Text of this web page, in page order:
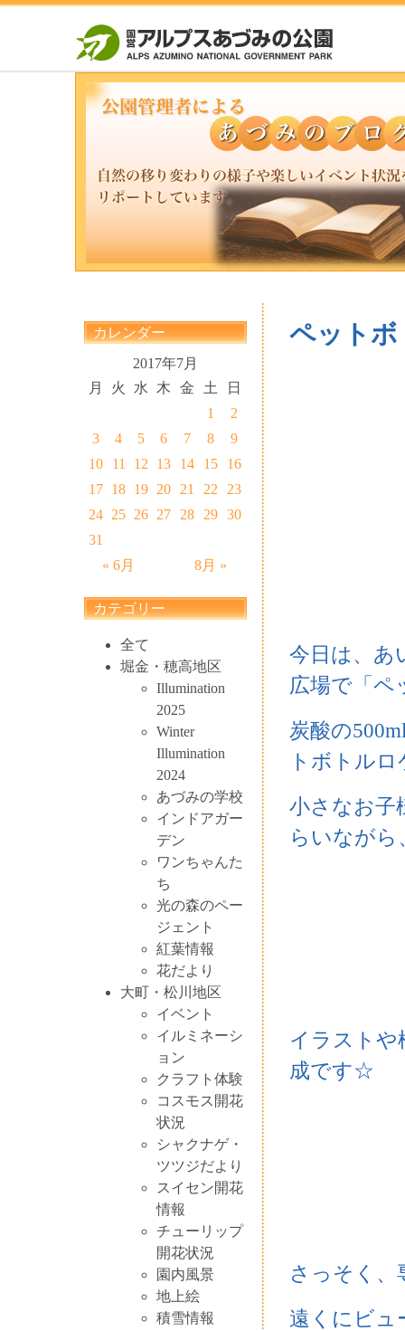
カレンダー
2017年7月
月
火 水 木 金 土 日
« 6月 8月 »
1
2
3
4 5 6 7 8
9
10
11 12 13 14 15
16
17 18 19 20 21 22
23
24 25 26 27 28 29
30
31
カテゴリー
全て
堀金・穂高地区
Illumination
2025
Winter
Illumination
2024
あづみの学校
インドアガー
デン
ワンちゃんた
ち
光の森のペー
ジェント
紅葉情報
花だより
大町・松川地区
イベント
イルミネーシ
ョン
クラフト体験
コスモス開花
状況
シャクナゲ・
ツツジだより
スイセン開花
情報
チューリップ
開花状況
園内風景
地上絵
積雪情報
ペットボ
今日は、あ
広場で「ペ
炭酸の
トボトル
小さなお子
らいながら
イラストや
成です☆
さっそく、
遠くにビュ